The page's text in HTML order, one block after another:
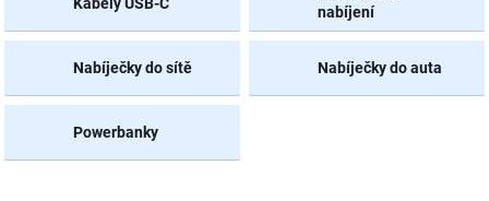
AIRTAG
OSTATNÍ
nabíjení
Nabíječky do sítě Nabíječky do auta
Powerbanky